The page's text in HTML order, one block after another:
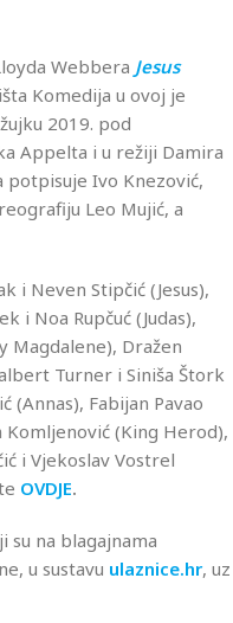
Webbera Jesus
Komedija u ovoj je
2019. pod
Appelta i u režiji Damira
potpisuje Ivo Knezović,
Leo Mujić, a
i Neven Stipčić (Jesus),
i Noa Rupčuć (Judas),
Magdalene), Dražen
Turner i Siniša Štork
(Annas), Fabijan Pavao
Komljenović (King Herod),
i Vjekoslav Vostrel
OVDJE.
su na blagajnama
u sustavu ulaznice.hr, uz